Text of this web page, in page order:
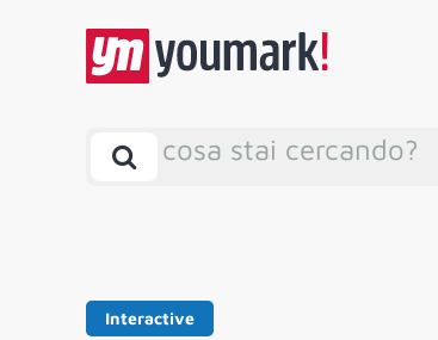
cosa stai cercando?
Interactive